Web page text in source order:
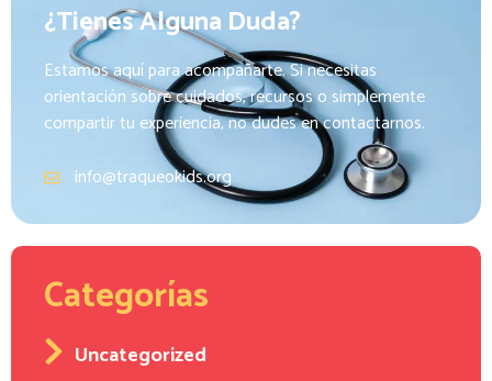
¿Tienes Alguna Duda?
Estamos aquí para acompañarte. Si necesitas
orientación sobre cuidados, recursos o simplemente
compartir tu experiencia, no dudes en contactarnos.
info@traqueokids.org
Categorías
Uncategorized